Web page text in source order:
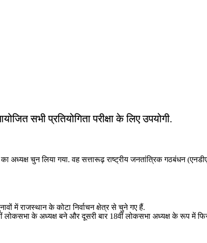
सभी प्रतियोगिता परीक्षा के लिए उपयोगी.
अध्यक्ष चुन लिया गया. वह सत्तारूढ़ राष्ट्रीय जनतांत्रिक गठबंधन
में राजस्थान के कोटा निर्वाचन क्षेत्र से चुने गए हैं.
लोकसभा के अध्यक्ष बने और दूसरी बार 18वीं लोकसभा अध्यक्ष के रूप में